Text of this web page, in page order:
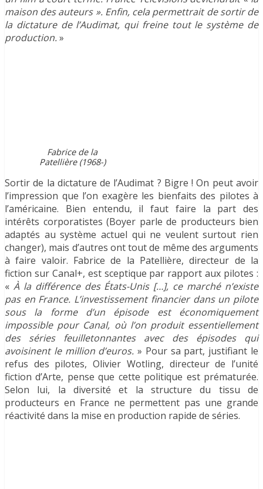
maison des auteurs ». Enfin, cela permettrait de sortir de
la dictature de l’Audimat, qui freine tout le système de
production.»
Fabrice de la
Patellière (1968-)
Sortir de la dictature de l’Audimat ? Bigre ! On peut avoir
l’impression que l’on exagère les bienfaits des pilotes à
l’américaine. Bien entendu, il faut faire la part des
intérêts corporatistes (Boyer parle de producteurs bien
adaptés au système actuel qui ne veulent surtout rien
changer), mais d’autres ont tout de même des arguments
à faire valoir. Fabrice de la Patellière, directeur de la
fiction sur Canal+, est sceptique par rapport aux pilotes :
« À la différence des États-Unis […], ce marché n’existe
pas en France. L’investissement financier dans un pilote
sous la forme d’un épisode est économiquement
impossible pour Canal, où l’on produit essentiellement
des séries feuilletonnantes avec des épisodes qui
avoisinent le million d’euros.» Pour sa part, justifiant le
refus des pilotes, Olivier Wotling, directeur de l’unité
fiction d’Arte, pense que cette politique est prématurée.
Selon lui, la diversité et la structure du tissu de
producteurs en France ne permettent pas une grande
réactivité dans la mise en production rapide de séries.